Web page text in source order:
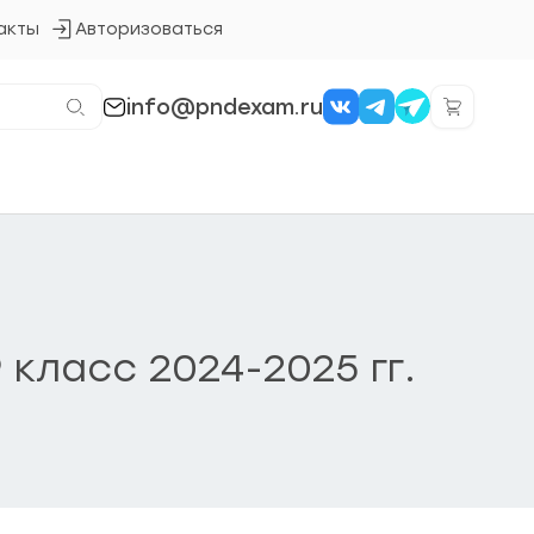
Авторизоваться
Кнопка
info@pndexam.ru
2024-2025 гг.